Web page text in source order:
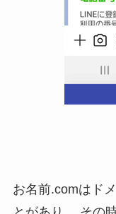
お名前.comはド